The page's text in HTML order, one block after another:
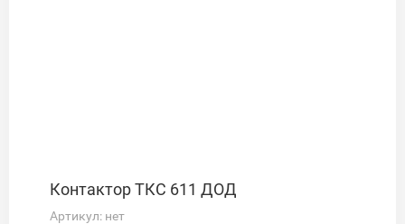
Контактор ТКС 611 ДОД
Артикул: нет